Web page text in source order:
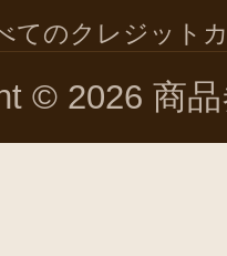
てのクレジット
© 2026 商